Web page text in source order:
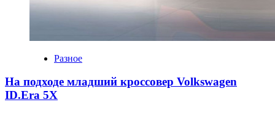
Разное
На подходе младший кроссовер Volkswagen
ID.Era 5X